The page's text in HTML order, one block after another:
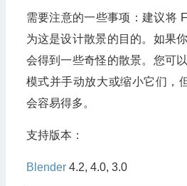
需要注意的一些事项：建议将
为这是设计散景的目的。如果
会得到一些奇怪的散景。您可
模式并手动放大或缩小它们，
会容易得多。
支持版本：
Blender4.2, 4.0, 3.0